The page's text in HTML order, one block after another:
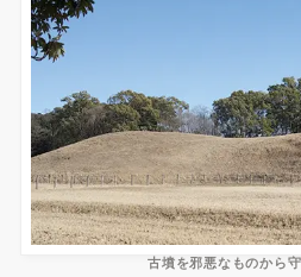
古墳を邪悪なものから